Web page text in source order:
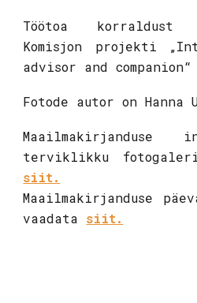
Töötoa korraldust
Komisjon projekti
advisor and companion“
Fotode autor on Hanna
Maailmakirjanduse
terviklikku
siit.
Maailmakirjanduse
vaadata siit.